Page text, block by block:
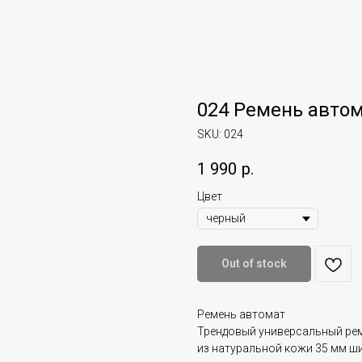
024 Ремень
SKU: 024
1 990 р.
Цвет
Out of stock
Ремень автомат
Трендовый универсальный
из натуральной кожи 35 мм